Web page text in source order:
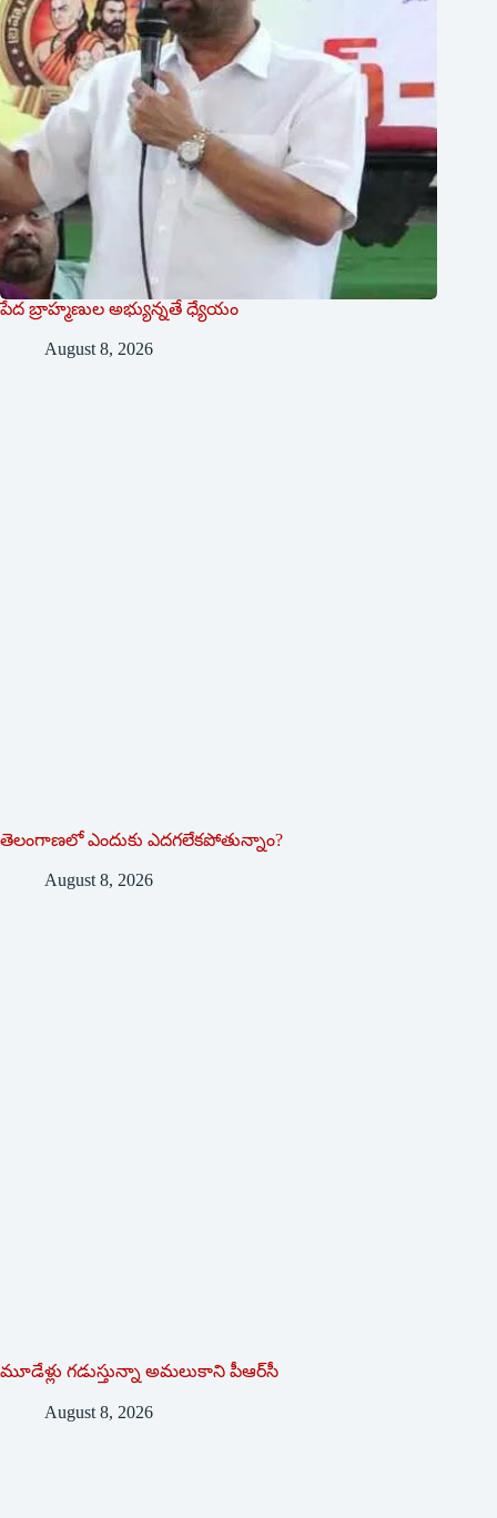
పేద బ్రాహ్మణుల అభ్యున్నతే ధ్యేయం
August 8, 2026
తెలంగాణలో ఎందుకు ఎదగలేకపోతున్నాం?
August 8, 2026
మూడేళ్లు గ‌డుస్తున్నా అమ‌లుకాని పీఆర్‌సీ
August 8, 2026